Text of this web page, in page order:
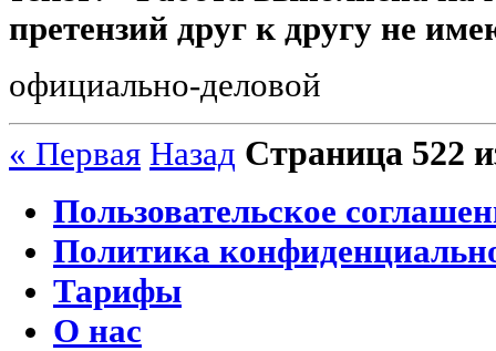
претензий друг к другу не
официально-деловой
« Первая Назад Страница 522
Пользовательское
Политика
Тарифы
О нас